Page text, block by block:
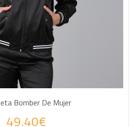
Bomber De Mujer
49.40€